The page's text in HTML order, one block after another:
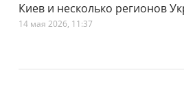
Киев и несколько регионов
14 мая 2026, 11:37